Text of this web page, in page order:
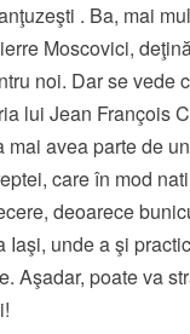
. Ba, mai
Moscovici,
noi. Dar se vede
lui Jean François
avea parte de
care în mod
deoarece
unde a şi
Aşadar, poate va